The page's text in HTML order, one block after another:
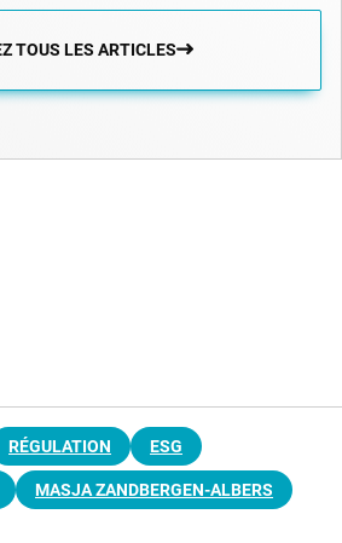
TOUS LES ARTICLES
RÉGULATION ESG
MASJA ZANDBERGEN-ALBERS